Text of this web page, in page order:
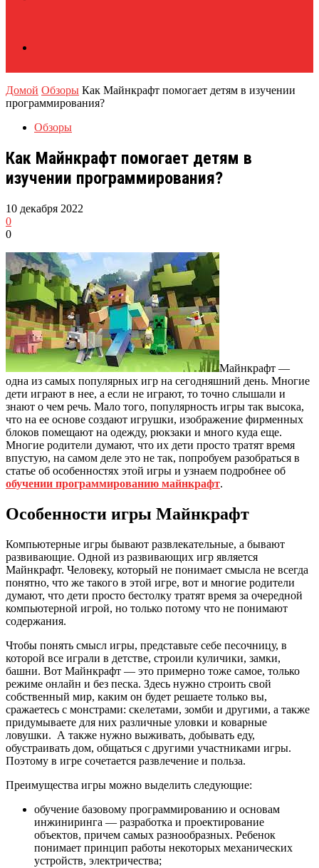
Домой Обзоры Как Майнкрафт помогает детям в изучении
программирования?
Обзоры
Как Майнкрафт помогает детям в
изучении программирования?
10 декабря 2022
0
0
Майнкрафт —
одна из самых популярных игр на сегодняшний день. Многие
дети играют в нее, а если не играют, то точно слышали и
знают о чем речь. Мало того, популярность игры так высока,
что на ее основе создают игрушки, изображение фирменных
блоков помещают на одежду, рюкзаки и много куда еще.
Многие родители думают, что их дети просто тратят время
впустую, на самом деле это не так, попробуем разобраться в
статье об особенностях этой игры и узнаем подробнее об
обучении программированию майнкрафт.
Особенности игры Майнкрафт
Компьютерные игры бывают развлекательные, а бывают
развивающие. Одной из развивающих игр является
Майнкрафт. Человеку, который не понимает смысла не всегда
понятно, что же такого в этой игре, вот и многие родители
думают, что дети просто бестолку тратят время за очередной
компьютерной игрой, но только потому что не понимают
содержания.
Чтобы понять смысл игры, представьте себе песочницу, в
которой все играли в детстве, строили куличики, замки,
башни. Вот Майнкрафт — это примерно тоже самое, только
режиме онлайн и без песка. Здесь нужно строить свой
собственный мир, каким он будет решаете только вы,
сражаетесь с монстрами: скелетами, зомби и другими, а также
придумываете для них различные уловки и коварные
ловушки. А также нужно выживать, добывать еду,
обустраивать дом, общаться с другими участниками игры.
Поэтому в игре сочетается развлечение и польза.
Преимущества игры можно выделить следующие:
обучение базовому программированию и основам
инжиниринга — разработка и проектирование
объектов, причем самых разнообразных. Ребенок
понимает принцип работы некоторых механических
устройств, электричества;